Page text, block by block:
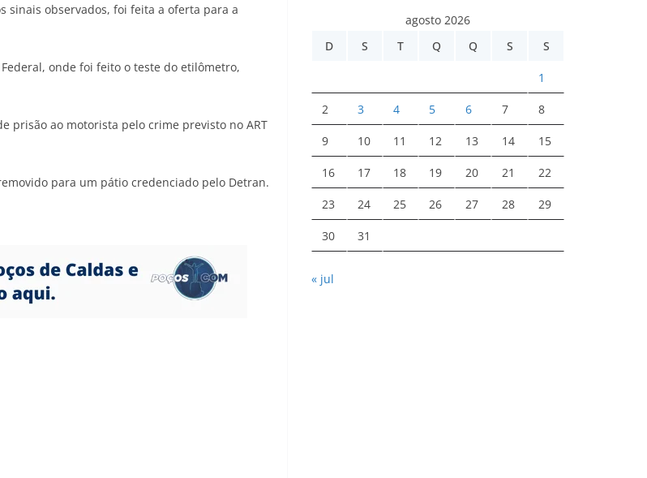
sinais observados, foi feita a oferta para a
onde foi feito o teste do etilômetro,
prisão ao motorista pelo crime previsto no ART
para um pátio credenciado pelo Detran.
agosto 2026
D
S T Q Q S S
1
2 3 4 5 6 7 8
9 10 11 12 13 14 15
16 17 18 19 20 21 22
23 24 25 26 27 28 29
30 31
« jul